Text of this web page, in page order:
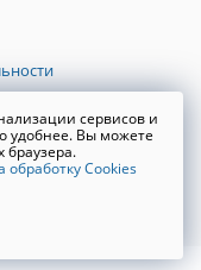
сервисов и
удобнее. Вы можете
браузера.
обработку Cookies